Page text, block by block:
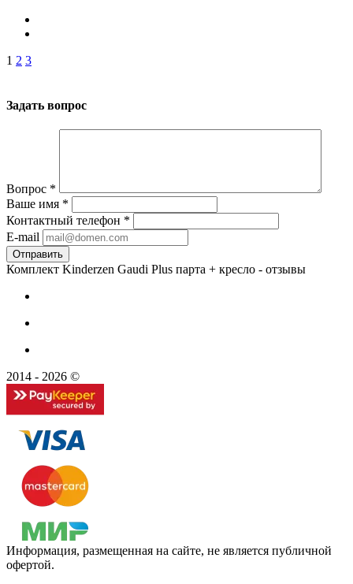
1 2 3
Задать вопрос
Вопрос *
Ваше имя *
Контактный телефон *
E-mail
Комплект Kinderzen Gaudi Plus парта + кресло - отзывы
2014 - 2026 ©
Информация, размещенная на сайте, не является публичной
офертой.